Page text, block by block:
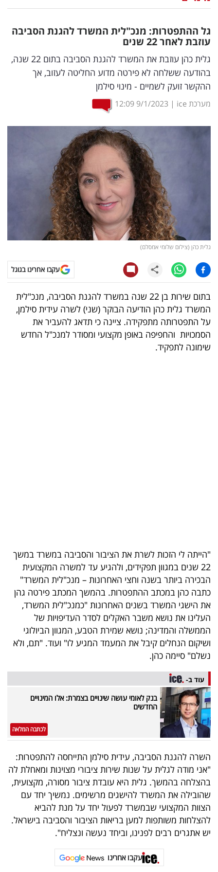
דיגיטל
וטק
שיווק
ופרסום
מדדים
קריפטו
ויראלי
טלוויזיה
עסקי
ספורט
קריירה
5
המילון
הכלכלי
פודקאסט
40
UNDER
שיתופי
פעולה
דרושים
ניוזלטרים
מייל
אדום
גל ההתפטרות: מנכ"לית המשרד להגנת הסביבה
עוזבת לאחר 22 שנים
גלית כהן עוזבת את המשרד להגנת הסביבה בתום 22 שנה,
בהודעה ששלחה לא פירטה מדוע החליטה לעזוב, אך
ההקשר זועק לשמיים - מינוי סילמן
מערכת ice |
9/1/2023
12:09
גלית כהן (צילום שלומי אמסלם)
עקבו אחרינו בגוגל
בתום שירות בן 22 שנה במשרד להגנת הסביבה, מנכ"לית
המשרד גלית כהן הודיעה הבוקר (שני) לשרה עידית סילמן,
על התפטרותה מתפקידה. ציינה כי תדאג להעביר את
הסמכויות והחפיפה באופן מקצועי ומסודר למנכ"ל החדש
שימונה לתפקיד.
"הייתה לי הזכות לשרת את הציבור והסביבה במשרד במשך
22 שנים במגוון תפקידים, ולהגיע עד למשרה המקצועית
הבכירה ביותר בשנה וחצי האחרונות – מנכ"לית המשרד"
כתבה כהן במכתב ההתפטרות. בהמשך המכתב פירטה גהן
את הישגי המשרד בשנים האחרונות "כמנכ"לית המשרד,
העלינו את נושא משבר האקלים לסדר העדיפויות של
הממשלה והמדינה; נושא שמירת הטבע, המגוון הביולוגי
ושיקום הנחלים קיבל את המעמד המגיע לו" ועוד. "תם, ולא
נשלם" סיימה כהן.
עוד ב-
בנק לאומי עושה שינויים בצמרת: אלו המינויים
החדשים
לכתבה המלאה
השרה להגנת הסביבה, עידית סילמן התייחסה להתפטרות:
"אני מודה לגלית על שנות שירות ציבורי מצוינות ומאחלת לה
בהצלחה בהמשך. גלית היא עובדת ציבור מסורה, מקצועית,
שהובילה את המשרד להישגים מרשימים. נמשיך יחד עם
הצוות המקצועי שבמשרד לפעול יחד על מנת להביא
להצלחות משותפות למען בריאות הציבור והסביבה בישראל.
יש אתגרים רבים לפנינו, וביחד נעשה ונצליח".
עקבו אחרינו